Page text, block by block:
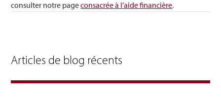
consulter notre pageconsacrée à l’aide financière.
Articles de blog récents